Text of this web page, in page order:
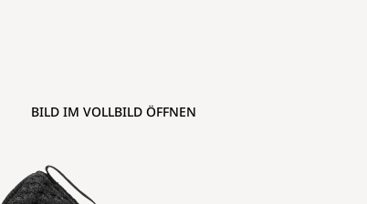
BILD IM VOLLBILD ÖFFNEN